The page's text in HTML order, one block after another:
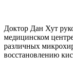
Доктор Дан Хут
медицинском
различных
восстановлению